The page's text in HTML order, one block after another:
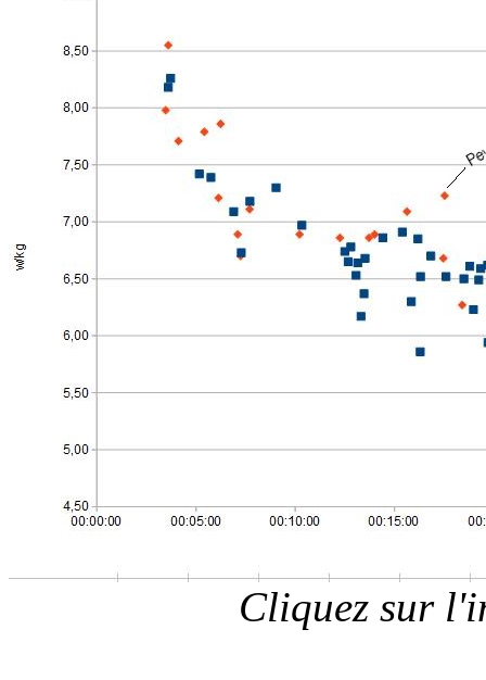
Cliquez sur